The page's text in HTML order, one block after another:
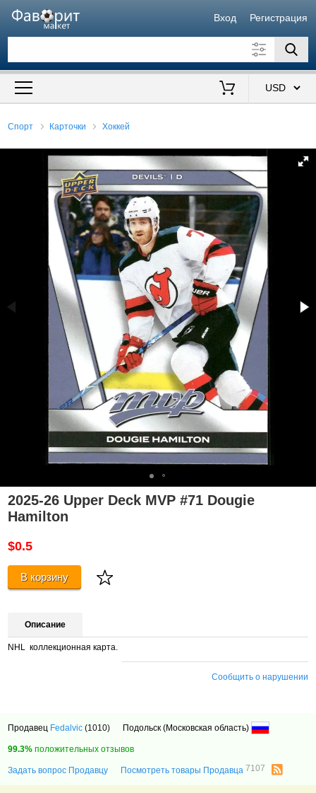
Вход Регистрация
Искать также в описании
Спорт Карточки Хоккей
2025-26 Upper Deck MVP #71 Dougie
Hamilton
$0.5
В корзину
Описание
NHL коллекционная карта.
Сообщить о нарушении
Продавец Fedalvic (1010) Подольск (Московская область)
99.3% положительных отзывов
Задать вопрос Продавцу Посмотреть товары Продавца 7107